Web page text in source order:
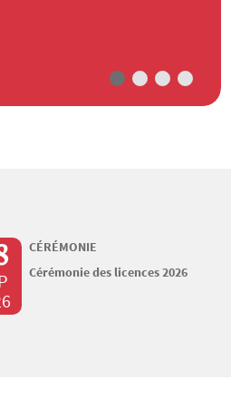
CÉRÉMONIE
Cérémonie des licences 2026